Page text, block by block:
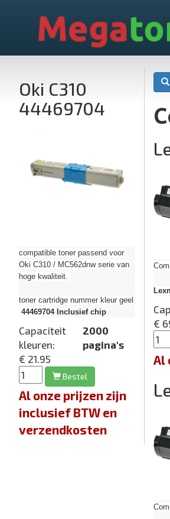
Mega
Oki C310
44469704
compatible toner passend voor
Oki C310 / MC562dnw serie van
hoge kwaliteit.
toner cartridge nummer kleur geel
44469704Inclusief chip
Capaciteit
kleuren:
2000
pagina's
€ 21.95
Bestel
Al onze prijzen zijn
inclusief BTW en
verzendkosten
€
Al